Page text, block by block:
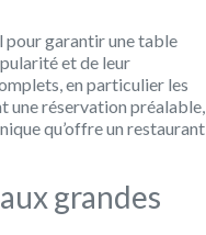
pour garantir une table
et de leur
en particulier les
une réservation préalable,
qu’offre un restaurant
grandes